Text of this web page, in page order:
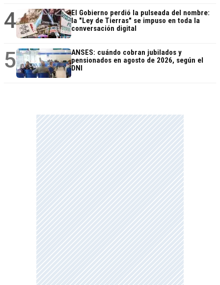
4
El Gobierno perdió la pulseada del nombre:
la "Ley de Tierras" se impuso en toda la
conversación digital
5
ANSES: cuándo cobran jubilados y
pensionados en agosto de 2026, según el
DNI